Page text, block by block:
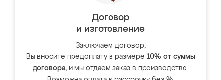
Договор
и изготовление
Заключаем договор,
Вы вносите предоплату в размере 10% от суммы
договора, и мы отдаём заказ в производство.